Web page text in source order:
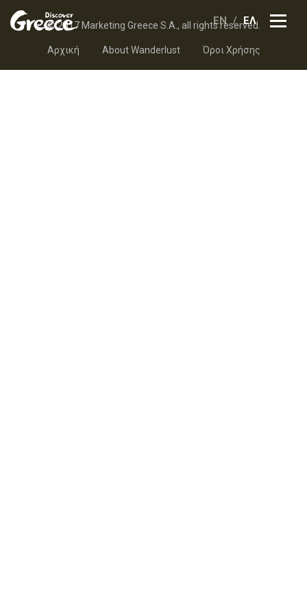
EN ΕΛ
© 2017 Marketing Greece S.A., all rights reserved.
Αρχική About Wanderlust Όροι Χρήσης